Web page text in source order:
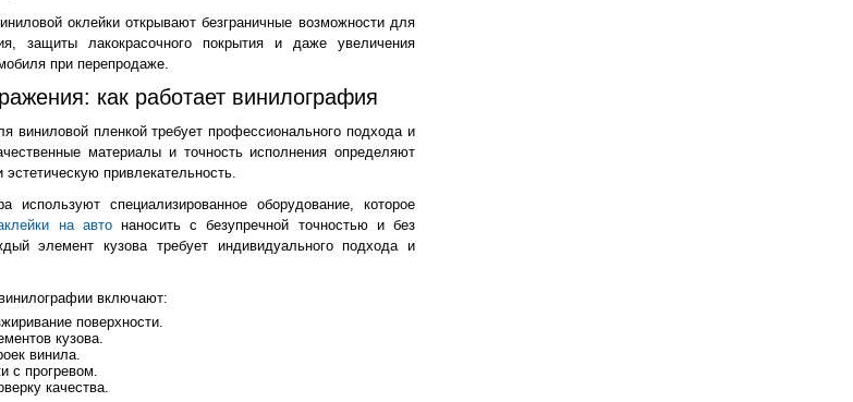
оклейки открывают безграничные возможности для
защиты лакокрасочного покрытия и даже увеличения
при перепродаже.
как работает винилография
виниловой пленкой требует профессионального подхода и
материалы и точность исполнения определяют
эстетическую привлекательность.
используют специализированное оборудование, которое
на автонаносить с безупречной точностью и без
элемент кузова требует индивидуального подхода и
включают:
поверхности.
кузова.
винила.
с прогревом.
качества.